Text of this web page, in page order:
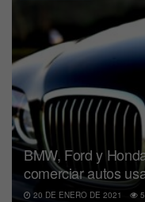
BMW, Ford y
comerciar autos
20 DE ENERO DE 2021